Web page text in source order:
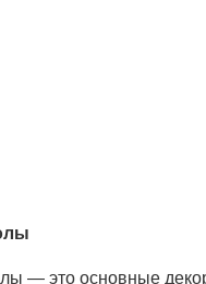
— это основные